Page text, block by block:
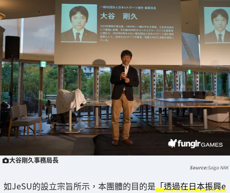
大谷剛久事務局長
Saiga NAK
如JeSU的設立宗旨所示，本團體的目的是「透過在日本振興e